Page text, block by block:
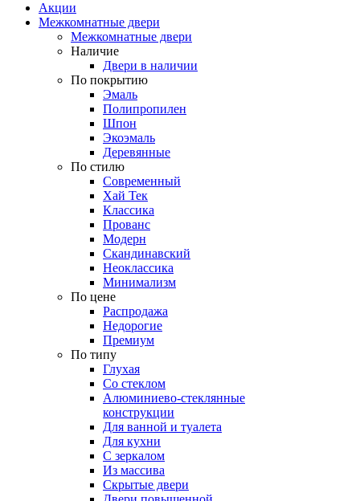
Акции
Межкомнатные двери
Межкомнатные двери
Наличие
Двери в наличии
По покрытию
Эмаль
Полипропилен
Шпон
Экоэмаль
Деревянные
По стилю
Современный
Хай Тек
Классика
Прованс
Модерн
Скандинавский
Неоклассика
Минимализм
По цене
Распродажа
Недорогие
Премиум
По типу
Глухая
Со стеклом
Алюминиево-стеклянные
конструкции
Для ванной и туалета
Для кухни
С зеркалом
Из массива
Скрытые двери